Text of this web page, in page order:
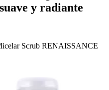
y radiante
Scrub RENAISSANCE